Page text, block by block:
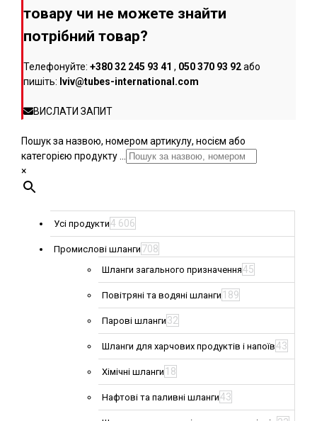
товару чи не можете знайти
потрібний товар?
Телефонуйте: +380 32 245 93 41 , 050 370 93 92або
пишіть: lviv@tubes-international.com
ВИСЛАТИ ЗАПИТ
Пошук за назвою, номером артикулу, носієм або
категорією продукту ...
×
Усі продукти4 606
Промислові шланги 708
Шланги загального призначення45
Повітряні та водяні шланги 189
Парові шланги 32
Шланги для харчових продуктів і напоїв43
Хімічні шланги 18
Нафтові та паливні шланги43